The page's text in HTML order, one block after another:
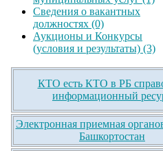
Сведения о вакантных
должностях (0)
Аукционы и Конкурсы
(условия и результаты) (3)
КТО есть КТО в РБ
информационный
Электронная приемная
Башкортостан